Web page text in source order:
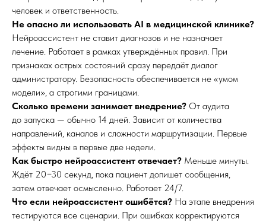
человек и ответственность.
Не опасно ли использовать AI в медицинской клинике?
Нейроассистент не ставит диагнозов и не назначает
лечение. Работает в рамках утверждённых правил. При
признаках острых состояний сразу передаёт диалог
администратору. Безопасность обеспечивается не «умом
модели», а строгими границами.
Сколько времени занимает внедрение? От аудита
до запуска — обычно 14 дней. Зависит от количества
направлений, каналов и сложности маршрутизации. Первые
эффекты видны в первые две недели.
Как быстро нейроассистент отвечает? Меньше минуты.
Ждёт 20−30 секунд, пока пациент допишет сообщения,
затем отвечает осмысленно. Работает 24/7.
Что если нейроассистент ошибётся? На этапе внедрения
тестируются все сценарии. При ошибках корректируются